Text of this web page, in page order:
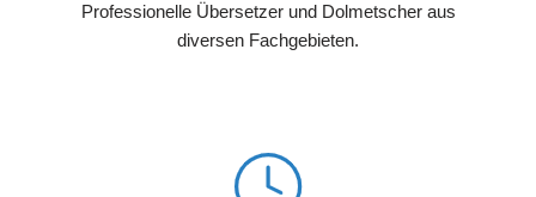
Professionelle Übersetzer und Dolmetscher aus
diversen Fachgebieten.